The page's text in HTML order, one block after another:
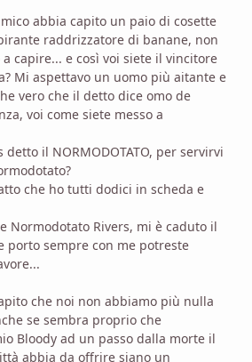
abbia capito un paio di cosette
raddrizzatore di banane, non
capire... e così voi siete il vincitore
Mi aspettavo un uomo più aitante e
vero che il detto dice omo de
voi come siete messo a
detto il NORMODOTATO, per servirvi
che ho tutti dodici in scheda e
Normodotato Rivers, mi è caduto il
porto sempre con me potreste
che noi non abbiamo più nulla
se sembra proprio che
Bloody ad un passo dalla morte il
abbia da offrire siano un